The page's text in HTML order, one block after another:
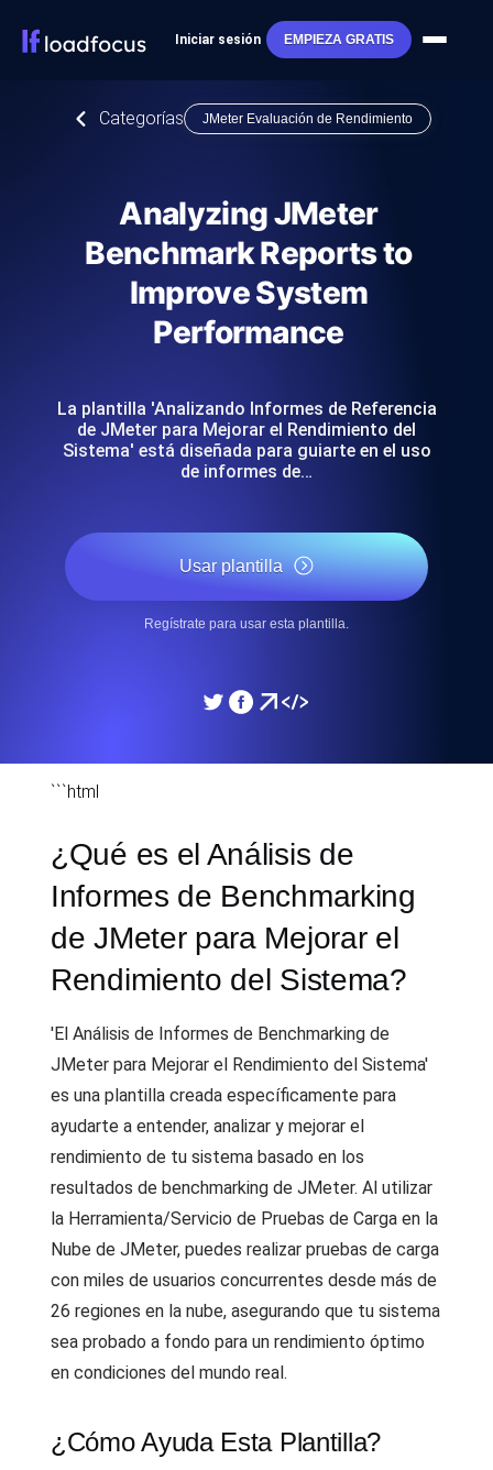
Iniciar sesión EMPIEZA GRATIS
Categorías JMeter Evaluación de Rendimiento
Analyzing JMeter
Benchmark Reports to
Improve System
Performance
La plantilla 'Analizando Informes de Referencia
de JMeter para Mejorar el Rendimiento del
Sistema' está diseñada para guiarte en el uso
de informes de…
Usar plantilla
Regístrate para usar esta plantilla.
```html
¿Qué es el Análisis de
Informes de Benchmarking
de JMeter para Mejorar el
Rendimiento del Sistema?
'El Análisis de Informes de Benchmarking de
JMeter para Mejorar el Rendimiento del Sistema'
es una plantilla creada específicamente para
ayudarte a entender, analizar y mejorar el
rendimiento de tu sistema basado en los
resultados de benchmarking de JMeter. Al utilizar
la Herramienta/Servicio de Pruebas de Carga en la
Nube de JMeter, puedes realizar pruebas de carga
con miles de usuarios concurrentes desde más de
26 regiones en la nube, asegurando que tu sistema
sea probado a fondo para un rendimiento óptimo
en condiciones del mundo real.
¿Cómo Ayuda Esta Plantilla?